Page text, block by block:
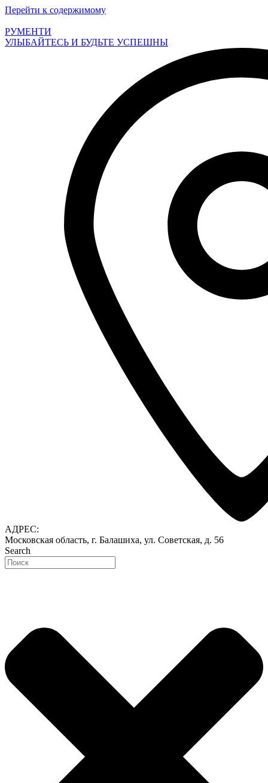
Перейти к содержимому
РУМЕНТИ
УЛЫБАЙТЕСЬ И БУДЬТЕ УСПЕШНЫ
АДРЕС:
Московская область, г. Балашиха, ул. Советская, д. 56
Search